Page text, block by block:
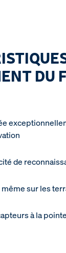
DU
de
sur les
à la